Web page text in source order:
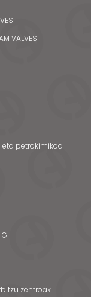
VALVES
petrokimikoa
zentroak